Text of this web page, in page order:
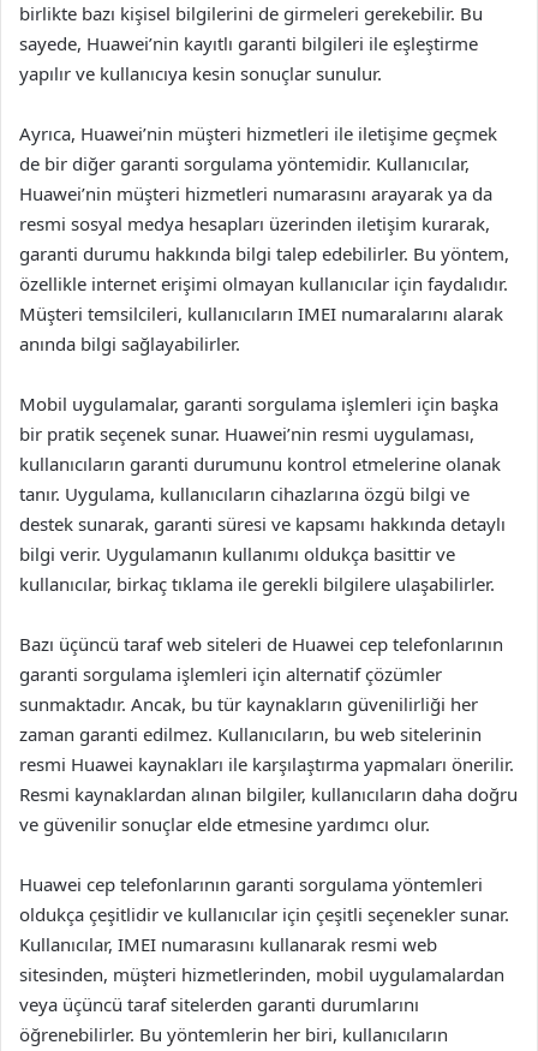
birlikte bazı kişisel bilgilerini de girmeleri gerekebilir. Bu
sayede, Huawei’nin kayıtlı garanti bilgileri ile eşleştirme
yapılır ve kullanıcıya kesin sonuçlar sunulur.
Ayrıca, Huawei’nin müşteri hizmetleri ile iletişime geçmek
de bir diğer garanti sorgulama yöntemidir. Kullanıcılar,
Huawei’nin müşteri hizmetleri numarasını arayarak ya da
resmi sosyal medya hesapları üzerinden iletişim kurarak,
garanti durumu hakkında bilgi talep edebilirler. Bu yöntem,
özellikle internet erişimi olmayan kullanıcılar için faydalıdır.
Müşteri temsilcileri, kullanıcıların IMEI numaralarını alarak
anında bilgi sağlayabilirler.
Mobil uygulamalar, garanti sorgulama işlemleri için başka
bir pratik seçenek sunar. Huawei’nin resmi uygulaması,
kullanıcıların garanti durumunu kontrol etmelerine olanak
tanır. Uygulama, kullanıcıların cihazlarına özgü bilgi ve
destek sunarak, garanti süresi ve kapsamı hakkında detaylı
bilgi verir. Uygulamanın kullanımı oldukça basittir ve
kullanıcılar, birkaç tıklama ile gerekli bilgilere ulaşabilirler.
Bazı üçüncü taraf web siteleri de Huawei cep telefonlarının
garanti sorgulama işlemleri için alternatif çözümler
sunmaktadır. Ancak, bu tür kaynakların güvenilirliği her
zaman garanti edilmez. Kullanıcıların, bu web sitelerinin
resmi Huawei kaynakları ile karşılaştırma yapmaları önerilir.
Resmi kaynaklardan alınan bilgiler, kullanıcıların daha doğru
ve güvenilir sonuçlar elde etmesine yardımcı olur.
Huawei cep telefonlarının garanti sorgulama yöntemleri
oldukça çeşitlidir ve kullanıcılar için çeşitli seçenekler sunar.
Kullanıcılar, IMEI numarasını kullanarak resmi web
sitesinden, müşteri hizmetlerinden, mobil uygulamalardan
veya üçüncü taraf sitelerden garanti durumlarını
öğrenebilirler. Bu yöntemlerin her biri, kullanıcıların